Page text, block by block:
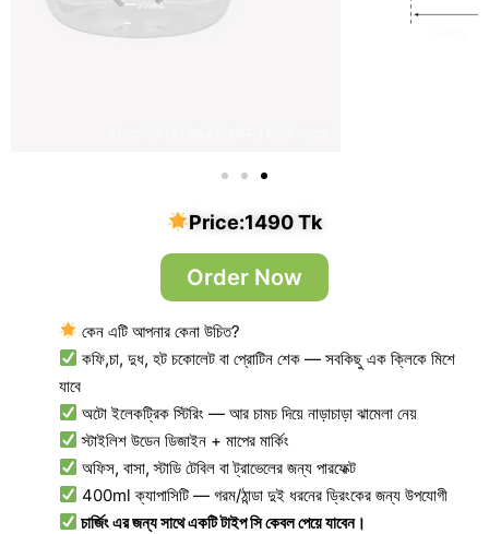
Price:1490 Tk
Order Now
কেন এটি আপনার কেনা উচিত?
কফি,চা, দুধ, হট চকোলেট বা প্রোটিন শেক — সবকিছু এক ক্লিকে মিশে
যাবে
অটো ইলেকট্রিক স্টিরিং — আর চামচ দিয়ে নাড়াচাড়া ঝামেলা নেয়
স্টাইলিশ উডেন ডিজাইন + মাপের মার্কিং
অফিস, বাসা, স্টাডি টেবিল বা ট্রাভেলের জন্য পারফেক্ট
400ml ক্যাপাসিটি — গরম/ঠান্ডা দুই ধরনের ড্রিংকের জন্য উপযোগী
চার্জিং এর জন্য সাথে একটি টাইপ সি কেবল পেয়ে যাবেন।